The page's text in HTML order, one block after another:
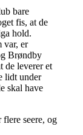
bare
fis, at de
hold.
var, er
Brøndby
de leverer et
lidt under
skal have
seere, og